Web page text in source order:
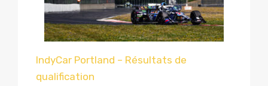
IndyCar Portland – Résultats de
qualification